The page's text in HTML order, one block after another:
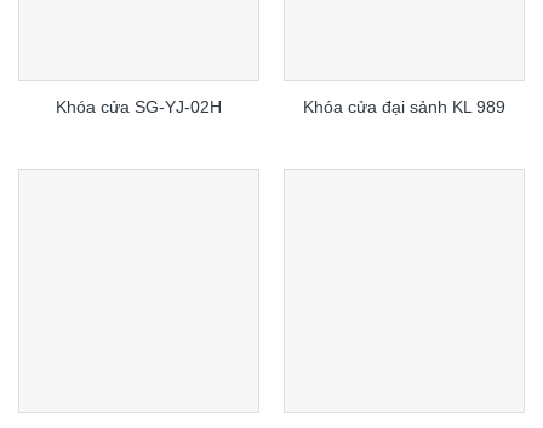
Khóa cửa SG-YJ-02H Khóa cửa đại sảnh KL 989